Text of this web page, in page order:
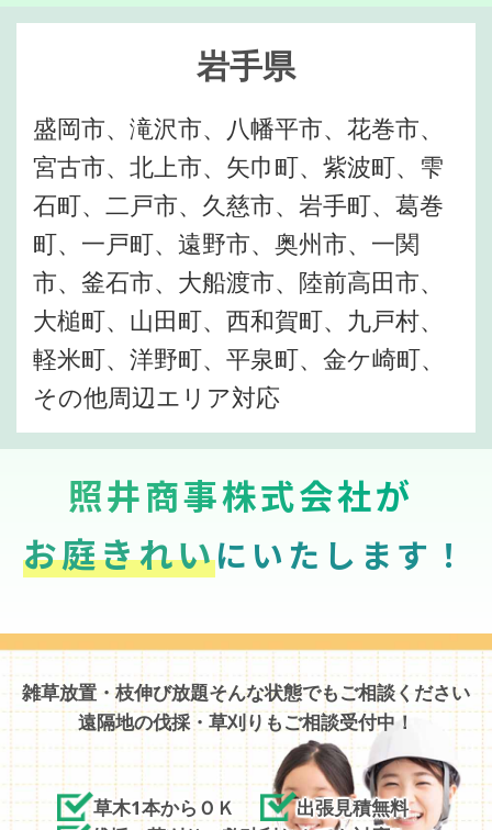
岩手県
盛岡市、滝沢市、八幡平市、花巻市、
宮古市、北上市、矢巾町、紫波町、雫
石町、二戸市、久慈市、岩手町、葛巻
町、一戸町、遠野市、奥州市、一関
市、釜石市、大船渡市、陸前高田市、
大槌町、山田町、西和賀町、九戸村、
軽米町、洋野町、平泉町、金ケ崎町、
その他周辺エリア対応
照井商事株式会社が
お庭きれいにいたします！
雑草放置・枝伸び放題そんな状態でもご相談ください
遠隔地の伐採・草刈りもご相談受付中！
草木1本からＯＫ
出張見積無料